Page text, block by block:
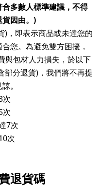
多數人標準建議，不得
貨因由。)
)，即表示商品或未達您的
您。為避免雙方困擾，
與包材人力損失，於以下
部分退貨) ，我們將不再提
。
次
次
7次
次
退貨碼